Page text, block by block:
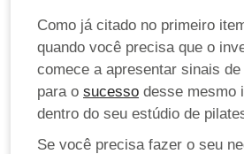
Como já citado no primeiro
quando você precisa que o
comece a apresentar sinais
para o sucesso desse mesmo
dentro do seu estúdio de
Se você precisa fazer o seu